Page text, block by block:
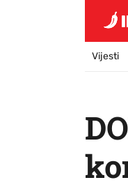
Vijesti